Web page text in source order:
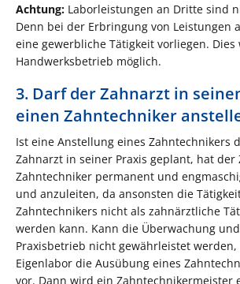
Achtung: Laborleistungen an Dritte sind
Denn bei der Erbringung von Leistungen
eine gewerbliche Tätigkeit vorliegen.
Handwerksbetrieb möglich.
3. Darf der Zahnarzt in
einen Zahntechniker
Ist eine Anstellung eines Zahntechnikers
Zahnarzt in seiner Praxis geplant, hat der
Zahntechniker permanent und
und anzuleiten, da ansonsten die
Zahntechnikers nicht als zahnärztliche
werden kann. Kann die Überwachung
Praxisbetrieb nicht gewährleistet
Eigenlabor die Ausübung eines
vor. Dann wird ein Zahntechnikermeister